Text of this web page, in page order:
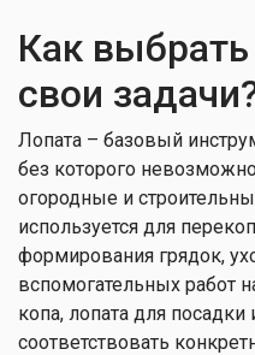
Как
свои
Лопата – базовый
без которого
огородные и
используется для
формирования грядок,
вспомогательных работ
копа, лопата для посадки
соответствовать